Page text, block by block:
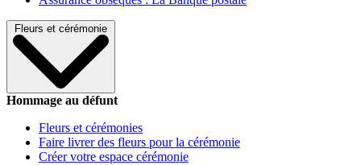
Fleurs et cérémonie
Hommage au défunt
Fleurs et cérémonies
Faire livrer des fleurs pour la cérémonie
Créer votre espace cérémonie